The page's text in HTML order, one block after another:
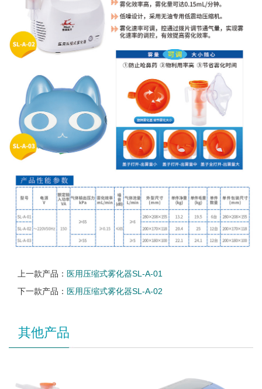
上一款产品： 医用压缩式雾化器SL-A-01
下一款产品： 医用压缩式雾化器SL-A-02
其他产品